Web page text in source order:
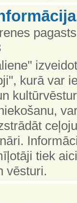
kurā var
tiek
vēsturi.